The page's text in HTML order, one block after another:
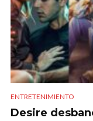
ENTRETENIMIENTO
Desire